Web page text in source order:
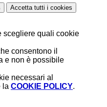
Accetta tutti i cookies
scegliere quali cookie
consentono il
e non è possibile
necessari al
la COOKIE POLICY.